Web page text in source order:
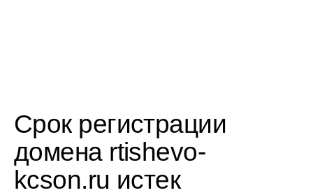
Срок регистрации
домена rtishevo-
kcson.ru истек